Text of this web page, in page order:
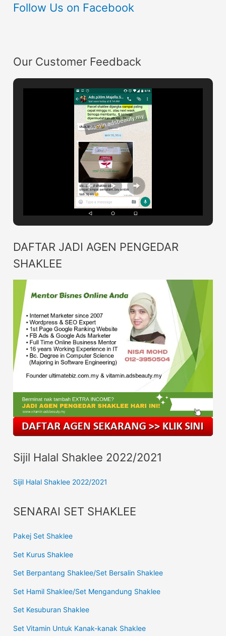
Follow Us on Facebook
Our Customer Feedback
DAFTAR JADI AGEN PENGEDAR
SHAKLEE
Sijil Halal Shaklee 2022/2021
Sijil Halal Shaklee 2022/2021
SENARAI SET SHAKLEE
Pakej Set Shaklee
Set Kurus Shaklee
Set Berpantang Shaklee/Set Bersalin Shaklee
Set Hamil Shaklee/Set Mengandung Shaklee
Set Kesuburan Shaklee
Set Vitamin Untuk Kanak-kanak Shaklee